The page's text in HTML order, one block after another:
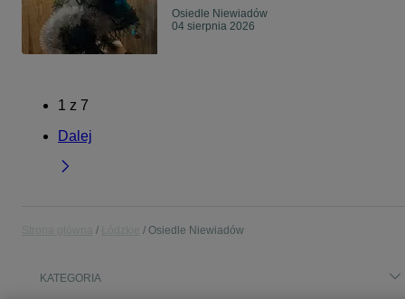
Osiedle Niewiadów
04 sierpnia 2026
1 z 7
Dalej
Osiedle Niewiadów
KATEGORIA